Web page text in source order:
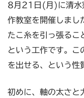
8月21日(月)に清水
作教室を開催しまし
たこ糸を引っ張るこ
という工作です。こ
を出せる、という性
初めに、軸の太さと